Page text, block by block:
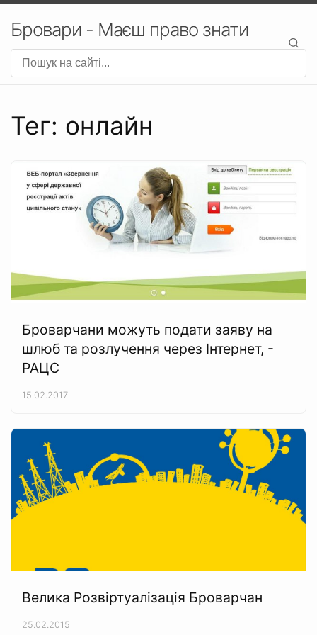
Бровари - Маєш право знати
Тег: онлайн
Броварчани можуть подати заяву на
шлюб та розлучення через Інтернет, -
РАЦС
15.02.2017
Велика Розвіртуалізація Броварчан
25.02.2015